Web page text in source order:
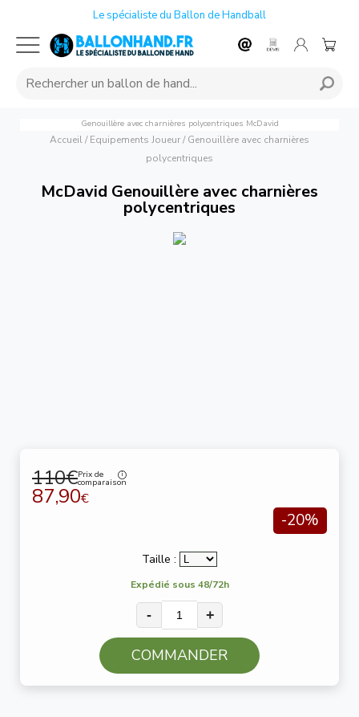
Le spécialiste du Ballon de Handball
Genouillère avec charnières polycentriques McDavid
Accueil/ Equipements Joueur/ Genouillère avec charnières
polycentriques
McDavid Genouillère avec charnières
polycentriques
110€Prix de
comparaison
87,90€
-20%
Taille :
Expédié sous 48/72h
- +
COMMANDER